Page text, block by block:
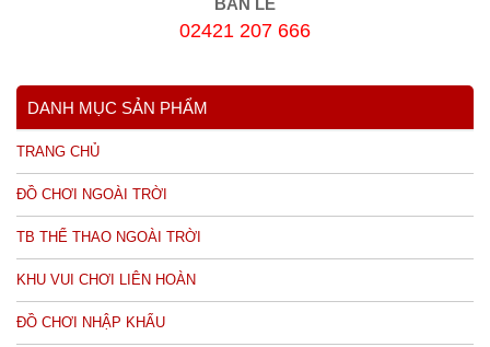
BÁN LẺ
02421 207 666
DANH MỤC SẢN PHẨM
TRANG CHỦ
ĐỒ CHƠI NGOÀI TRỜI
TB THỂ THAO NGOÀI TRỜI
KHU VUI CHƠI LIÊN HOÀN
ĐỒ CHƠI NHẬP KHẨU